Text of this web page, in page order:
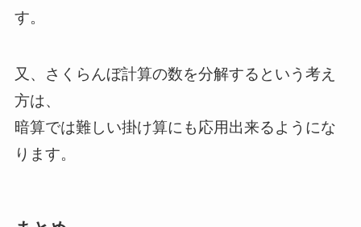
す。
又、さくらんぼ計算の数を分解するという考え
方は、
暗算では難しい掛け算にも応用出来るようにな
ります。